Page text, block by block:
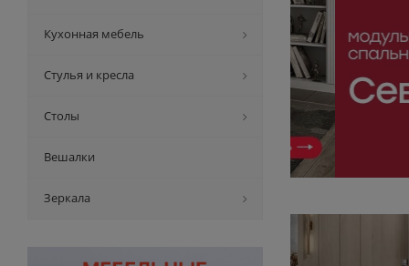
Кухонная мебель
Стулья и кресла
Столы
Вешалки
Зеркала